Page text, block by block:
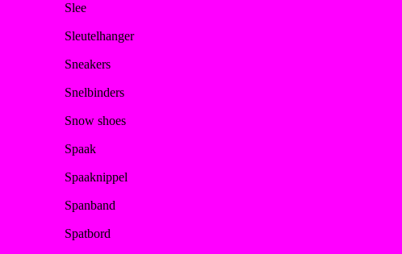
Slee
Sleutelhanger
Sneakers
Snelbinders
Snow shoes
Spaak
Spaaknippel
Spanband
Spatbord